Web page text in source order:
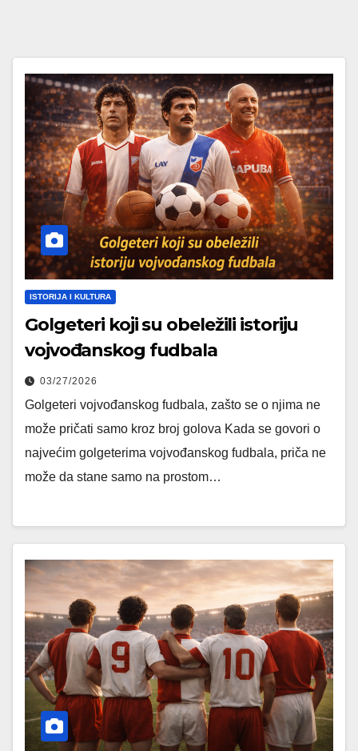
ISTORIJA I KULTURA
Golgeteri koji su obeležili istoriju
vojvođanskog fudbala
03/27/2026
Golgeteri vojvođanskog fudbala, zašto se o njima ne
može pričati samo kroz broj golova Kada se govori o
najvećim golgeterima vojvođanskog fudbala, priča ne
može da stane samo na prostom…